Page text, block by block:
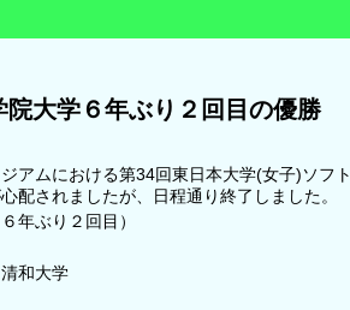
大学６年ぶり２回目の優勝
アムにおける第34回東日本大学(女子)ソフ
配されましたが、日程通り終了しました。
年ぶり２回目）
和大学